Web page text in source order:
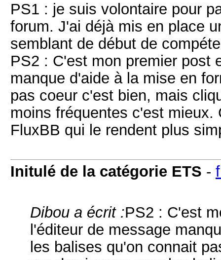
PS1 : je suis volontaire pour
forum. J'ai déjà mis en place
semblant de début de
PS2 : C'est mon premier post
manque d'aide à la mise en
pas coeur c'est bien, mais
moins fréquentes c'est
FluxBB qui le rendent plus
Initulé de la catégorie ETS -
Dibou a écrit :PS2 : C'est
l'éditeur de message
les balises qu'on connait